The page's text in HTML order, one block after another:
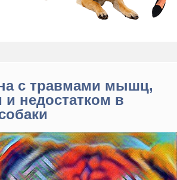
с травмами мышц,
недостатком в